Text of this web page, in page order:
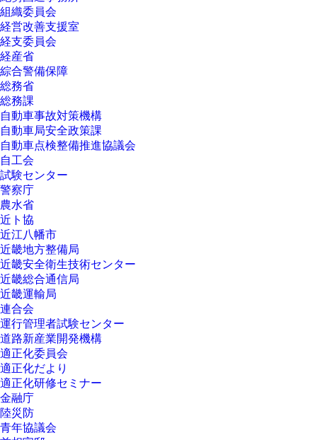
組織委員会
経営改善支援室
経支委員会
経産省
綜合警備保障
総務省
総務課
自動車事故対策機構
自動車局安全政策課
自動車点検整備推進協議会
自工会
試験センター
警察庁
農水省
近ト協
近江八幡市
近畿地方整備局
近畿安全衛生技術センター
近畿総合通信局
近畿運輸局
連合会
運行管理者試験センター
道路新産業開発機構
適正化委員会
適正化だより
適正化研修セミナー
金融庁
陸災防
青年協議会